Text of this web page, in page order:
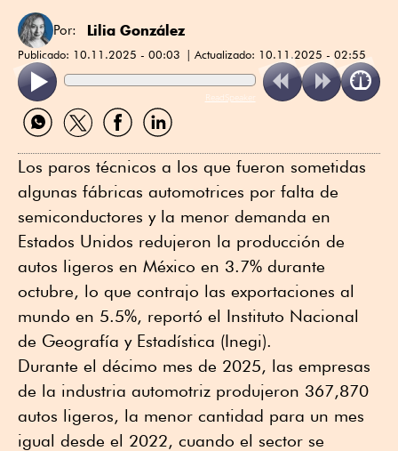
Por: Lilia González
Publicado: 10.11.2025 - 00:03 Actualizado: 10.11.2025 - 02:55
ReadSpeaker
Compartir
por
Compartir
por
Compartir
por
Compartir
por
Los paros técnicos a los que fueron sometidas
algunas fábricas automotrices por falta de
semiconductores y la menor demanda en
Estados Unidos redujeron la producción de
autos ligeros en México en 3.7% durante
octubre, lo que contrajo las exportaciones al
mundo en 5.5%, reportó el Instituto Nacional
de Geografía y Estadística (Inegi).
Durante el décimo mes de 2025, las empresas
de la industria automotriz produjeron 367,870
autos ligeros, la menor cantidad para un mes
igual desde el 2022, cuando el sector se